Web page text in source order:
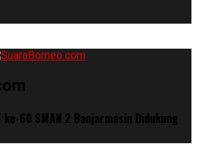
ke-60 SMAN 2 Banjarmasin Didukung